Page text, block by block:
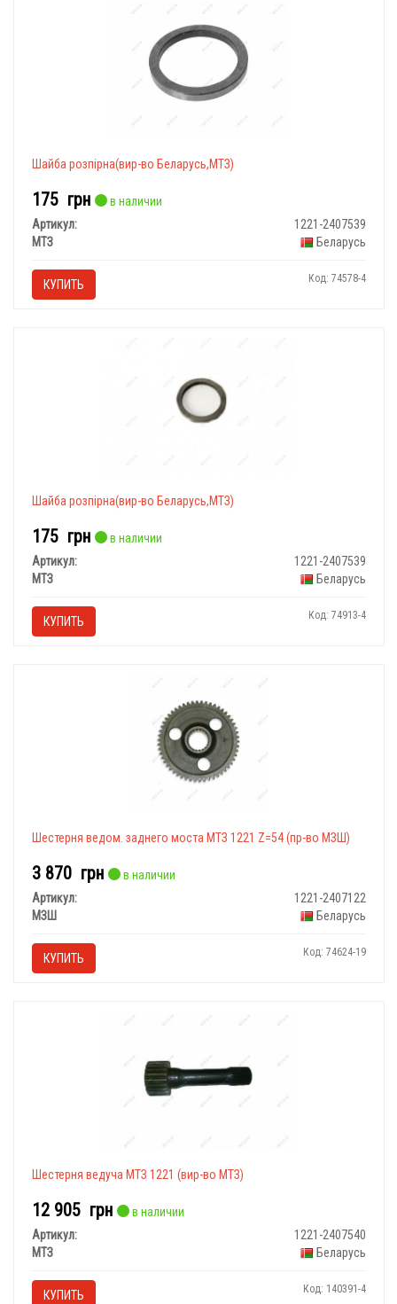
Шайба розпірна(вир-во Беларусь,МТЗ)
175 грн
в наличии
Артикул:
1221-2407539
МТЗ
Беларусь
КУПИТЬ Код: 74578-4
Шайба розпірна(вир-во Беларусь,МТЗ)
175 грн
в наличии
Артикул:
1221-2407539
МТЗ
Беларусь
КУПИТЬ Код: 74913-4
Шестерня ведом. заднего моста МТЗ 1221 Z=54 (пр-во МЗШ)
3 870 грн
в наличии
Артикул:
1221-2407122
МЗШ
Беларусь
КУПИТЬ Код: 74624-19
Шестерня ведуча МТЗ 1221 (вир-во МТЗ)
12 905 грн
в наличии
Артикул:
1221-2407540
МТЗ
Беларусь
КУПИТЬ Код: 140391-4